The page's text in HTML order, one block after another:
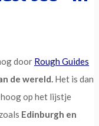
door Rough Guides
de wereld. Het is dan
op het lijstje
Edinburgh en